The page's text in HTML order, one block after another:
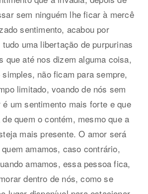
sem ninguém lhe ficar à mercê
sentimento, acabou por
uma libertação de purpurinas
que até nos dizem alguma coisa,
não ficam para sempre,
limitado, voando de nós sem
um sentimento mais forte e que
quem o contém, mesmo que a
mais presente. O amor será
amamos, caso contrário,
amamos, essa pessoa fica,
dentro de nós, como se